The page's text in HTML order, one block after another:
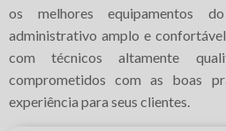
os melhores equipamentos
administrativo amplo e
com técnicos altamente
comprometidos com as boas
experiência para seus clientes.